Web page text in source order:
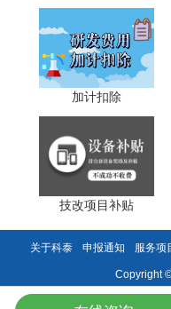
2. 规范证据链闭环管
与预算审批;执行期保留
题期完成成果鉴定与财
随时调阅。
3. 审计机构前置沟通
特新审计资质的会计师
避免申报期“临时找所、
4. 严控关联交易与成
发合同并完成技术合同
四、 应对策略与时间
加计扣除
技改项目补贴
关于科泰 申报通知 服务项
Copyright